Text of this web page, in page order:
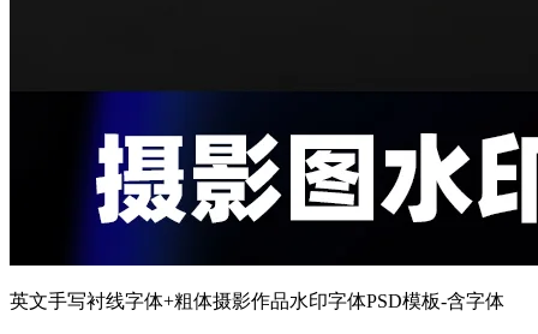
英文手写衬线字体+粗体摄影作品水印字体PSD模板-含字体